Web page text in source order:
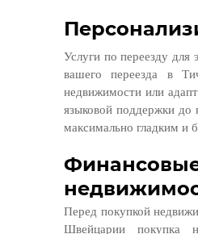
Услуги по переезду
вашего переезда в
недвижимости или
языковой поддержки до
максимально гладким и
Перед покупкой
Швейцарии покупка